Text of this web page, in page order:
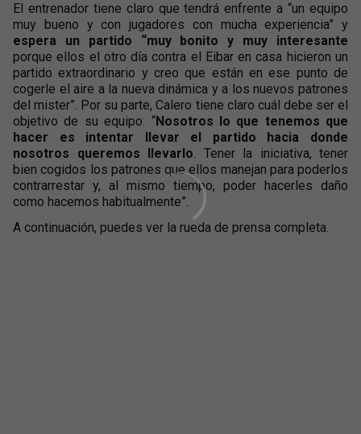
El entrenador tiene claro que tendrá enfrente a “un equipo
muy bueno y con jugadores con mucha experiencia” y
espera un partido “muy bonito y muy interesante
porque ellos el otro día contra el Eibar en casa hicieron un
partido extraordinario y creo que están en ese punto de
cogerle el aire a la nueva dinámica y a los nuevos patrones
del mister”. Por su parte, Calero tiene claro cuál debe ser el
objetivo de su equipo: “Nosotros lo que tenemos que
hacer es intentar llevar el partido hacia donde
nosotros queremos llevarlo. Tener la iniciativa, tener
bien cogidos los patrones que ellos manejan para poderlos
contrarrestar y, al mismo tiempo, poder hacerles daño
como hacemos habitualmente”.
A continuación, puedes ver la rueda de prensa completa.